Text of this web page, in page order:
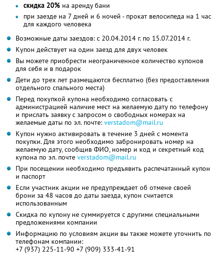
скидка 20% на аренду бани
при заезде на 7 дней и 6 ночей - прокат велосипеда на 1 час
для каждого человека
Возможные даты заездов: с 20.04.2014 г. по 15.07.2014 г.
Купон действует на один заезд для двух человек
Вы можете приобрести неограниченное количество купонов
для себя и в подарок
Дети до трех лет размещаются бесплатно (без предоставления
отдельного спального места)
Перед покупкой купона необходимо согласовать с
администрацией наличие мест на желаемую дату по телефону
и прислать заявку c запросом о свободных номерах на
желаемые даты по эл. почте: verstadom@mail.ru
Купон нужно активировать в течение 3 дней с момента
покупки. Для этого необходимо забронировать номер на
желаемую дату, сообщив ФИО, номер и код и секретный код
купона по эл. почте verstadom@mail.ru
При посещении необходимо предъявить распечатанный купон
и паспорт
Если участник акции не предупреждает об отмене своей
брони за 48 часов до даты заезда, купон считается
использованным
Скидка по купону не суммируется с другими специальными
предложениями компании
Информацию по условиям акции вы также можете уточнить по
телефонам компании:
+7 (937) 225-11-90 +7 (909) 333-41-91